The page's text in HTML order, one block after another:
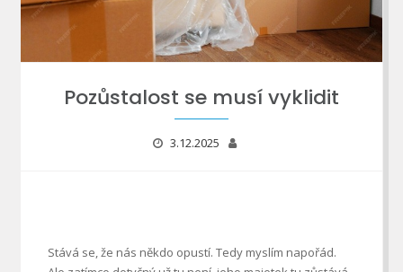
Pozůstalost se musí vyklidit
3.12.2025
Stává se, že nás někdo opustí. Tedy myslím napořád.